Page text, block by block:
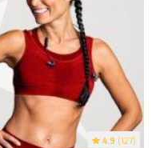
4.9 (127)